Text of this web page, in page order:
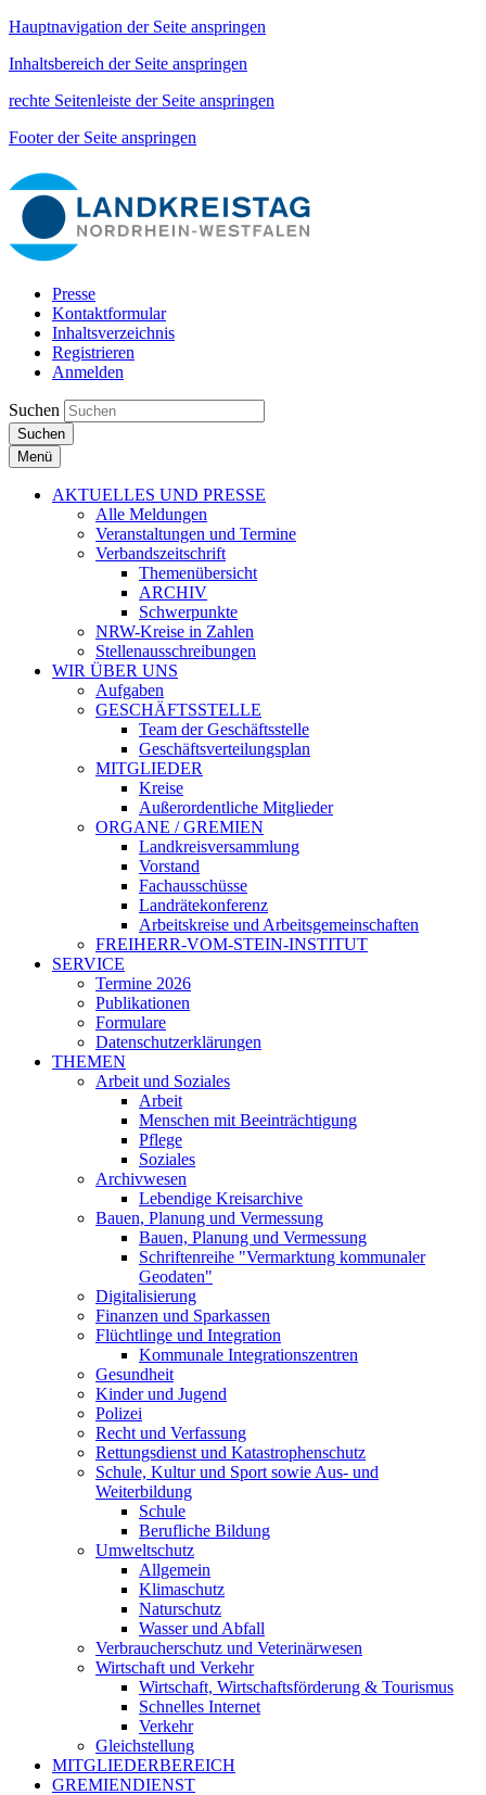
Hauptnavigation der Seite anspringen
Inhaltsbereich der Seite anspringen
rechte Seitenleiste der Seite anspringen
Footer der Seite anspringen
Presse
Kontaktformular
Inhaltsverzeichnis
Registrieren
Anmelden
Suchen
Suchen
Menü
AKTUELLES UND PRESSE
Alle Meldungen
Veranstaltungen und Termine
Verbandszeitschrift
Themenübersicht
ARCHIV
Schwerpunkte
NRW-Kreise in Zahlen
Stellenausschreibungen
WIR ÜBER UNS
Aufgaben
GESCHÄFTSSTELLE
Team der Geschäftsstelle
Geschäftsverteilungsplan
MITGLIEDER
Kreise
Außerordentliche Mitglieder
ORGANE / GREMIEN
Landkreisversammlung
Vorstand
Fachausschüsse
Landrätekonferenz
Arbeitskreise und Arbeitsgemeinschaften
FREIHERR-VOM-STEIN-INSTITUT
SERVICE
Termine 2026
Publikationen
Formulare
Datenschutzerklärungen
THEMEN
Arbeit und Soziales
Arbeit
Menschen mit Beeinträchtigung
Pflege
Soziales
Archivwesen
Lebendige Kreisarchive
Bauen, Planung und Vermessung
Bauen, Planung und Vermessung
Schriftenreihe "Vermarktung kommunaler
Geodaten"
Digitalisierung
Finanzen und Sparkassen
Flüchtlinge und Integration
Kommunale Integrationszentren
Gesundheit
Kinder und Jugend
Polizei
Recht und Verfassung
Rettungsdienst und Katastrophenschutz
Schule, Kultur und Sport sowie Aus- und
Weiterbildung
Schule
Berufliche Bildung
Umweltschutz
Allgemein
Klimaschutz
Naturschutz
Wasser und Abfall
Verbraucherschutz und Veterinärwesen
Wirtschaft und Verkehr
Wirtschaft, Wirtschaftsförderung & Tourismus
Schnelles Internet
Verkehr
Gleichstellung
MITGLIEDERBEREICH
GREMIENDIENST